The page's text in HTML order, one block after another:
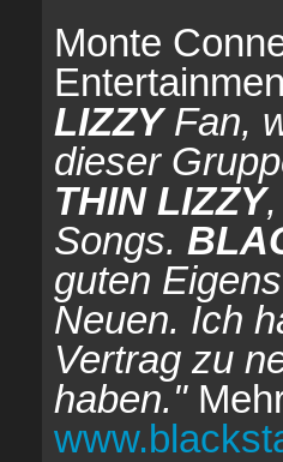
Monte
LIZZYFan,
dieser
THIN LIZZY
Songs.
guten
Neuen. Ich
Vertrag zu
haben."